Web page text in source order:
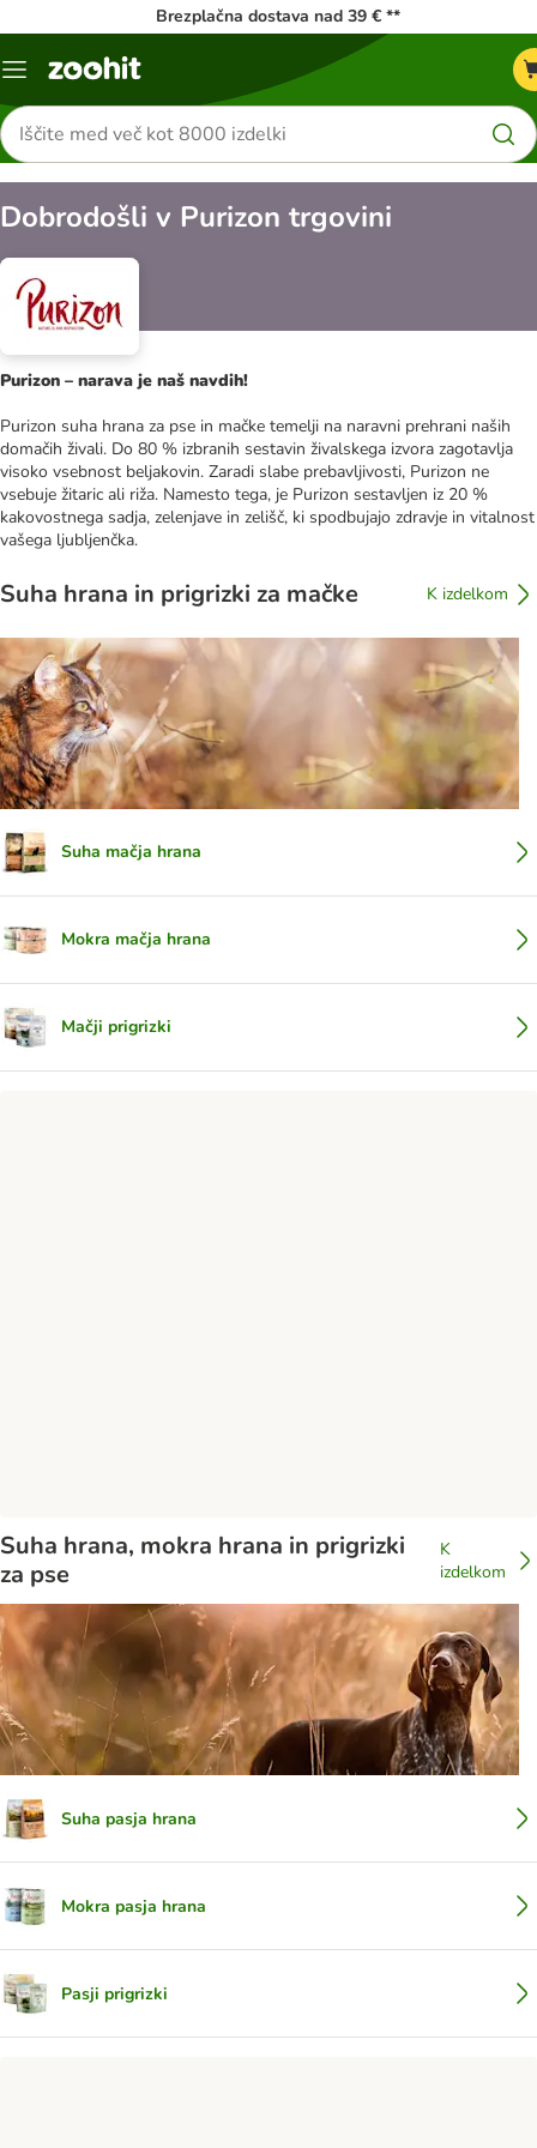
Brezplačna dostava nad 39 € **
Meni
Iskanje
izdelkov
Dobrodošli v Purizon trgovini
Purizon – narava je naš navdih!
Purizon suha hrana za pse in mačke temelji na naravni prehrani naših
domačih živali. Do 80 % izbranih sestavin živalskega izvora zagotavlja
visoko vsebnost beljakovin. Zaradi slabe prebavljivosti, Purizon ne
vsebuje žitaric ali riža. Namesto tega, je Purizon sestavljen iz 20 %
kakovostnega sadja, zelenjave in zelišč, ki spodbujajo zdravje in vitalnost
vašega ljubljenčka.
Suha hrana in prigrizki za mačke K izdelkom
Suha mačja hrana
Mokra mačja hrana
Mačji prigrizki
Suha hrana, mokra hrana in prigrizki
za pse
K
izdelkom
Suha pasja hrana
Mokra pasja hrana
Pasji prigrizki